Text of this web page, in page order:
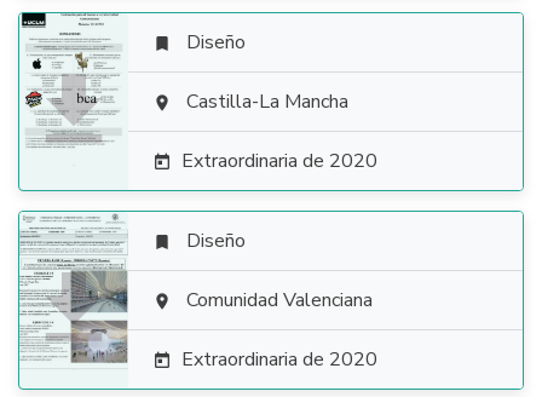

 Diseño
 Castilla-La Mancha
 Extraordinaria de 2020

 Diseño
 Comunidad Valenciana
 Extraordinaria de 2020